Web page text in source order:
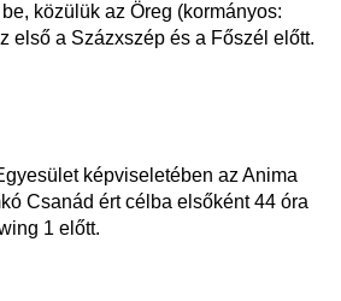
közülük az Öreg (kormányos:
első a Százxszép és a Főszél előtt.
képviseletében az Anima
Csanád ért célba elsőként 44 óra
1 előtt.